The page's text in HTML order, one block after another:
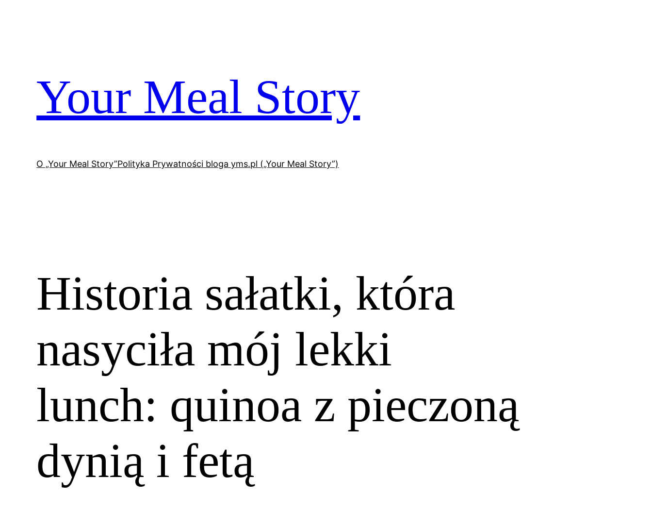
Your Meal Story
O „Your Meal Story”Polityka Prywatności bloga yms.pl („Your Meal Story”)
Historia sałatki, która
nasyciła mój lekki
lunch: quinoa z pieczoną
dynią i fetą